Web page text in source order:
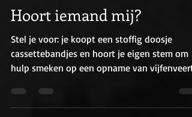
Hoort iemand mij?
Stel je voor: je koopt een stoffig doosje
cassettebandjes en hoort je eigen stem om
hulp smeken op een opname van